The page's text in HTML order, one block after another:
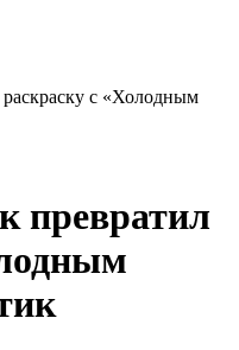
с «Холодным
превратил